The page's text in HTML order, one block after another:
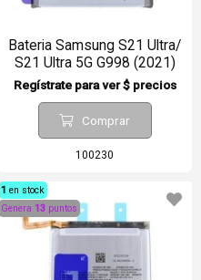
Bateria Samsung S21 Ultra/
S21 Ultra 5G G998 (2021)
Regístrate para ver $ precios
Comprar
100230
1 en stock
Genera 13 puntos